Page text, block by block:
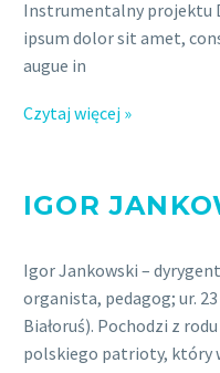
Instrumentalny projektu
ipsum dolor sit amet,
augue in
Czytaj więcej »
IGOR
Igor Jankowski –
organista, pedagog; ur.
Białoruś). Pochodzi z
polskiego patrioty, który